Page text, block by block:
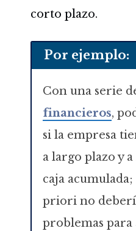
corto plazo.
Por ejemplo:
Con una serie
financieros,
si la empresa
a largo plazo y
caja
priori no
problemas